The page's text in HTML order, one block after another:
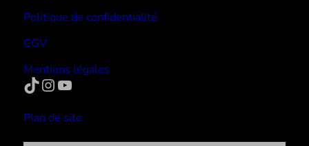
Politique de confidentialité
CGV
Mentions légales
TikTok InstagramYouTube
Plan de site